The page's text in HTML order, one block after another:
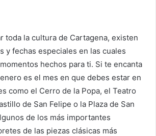
toda la cultura de Cartagena, existen
y fechas especiales en las cuales
hechos para ti. Si te encanta
es el mes en que debes estar en
como el Cerro de la Popa, el Teatro
de San Felipe o la Plaza de San
de los más importantes
de las piezas clásicas más